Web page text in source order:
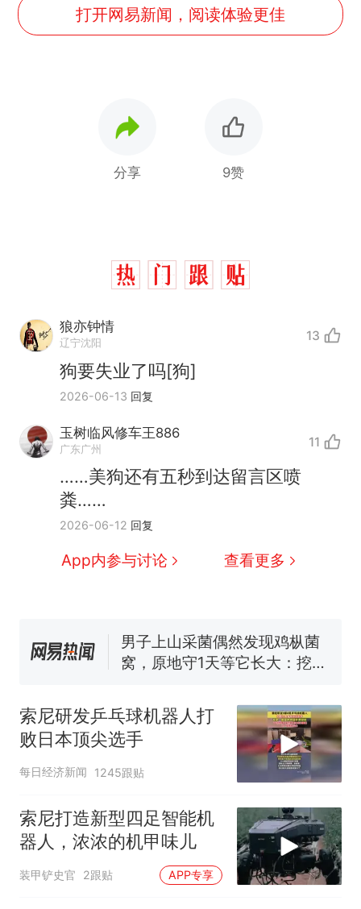
打开网易新闻，阅读体验更佳
分享 9赞
狼亦钟情
辽宁沈阳 13
狗要失业了吗[狗]
2026-06-13 回复
玉树临风修车王886
广东广州 11
……美狗还有五秒到达留言区喷
粪……
2026-06-12 回复
App内参与讨论 查看更多
因老师一句“跟我回家”改写了
人生
新 制裁瓜子饺子，美国怕什
协会回应
男子上山采菌偶然发现鸡枞菌
窝，原地守1天等它长大：挖了
回大海 目击者直呼震惊 （视频
来源：参考消息）
笔试第一被第二名传话劝弃考
官方通报
热 那个在床头放菜刀的女孩，
人生
索尼研发乒乓球机器人打
败日本顶尖选手
每日经济新闻 1245跟贴
索尼打造新型四足智能机
器人，浓浓的机甲味儿
装甲铲史官 2跟贴 APP专享